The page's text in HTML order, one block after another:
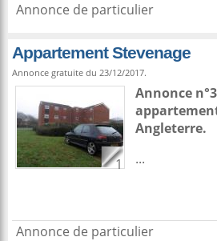
Annonce de particulier
Appartement Stevenage
Annonce gratuite du 23/12/2017.
1
Annonce
Angleterre.
...
Annonce de particulier